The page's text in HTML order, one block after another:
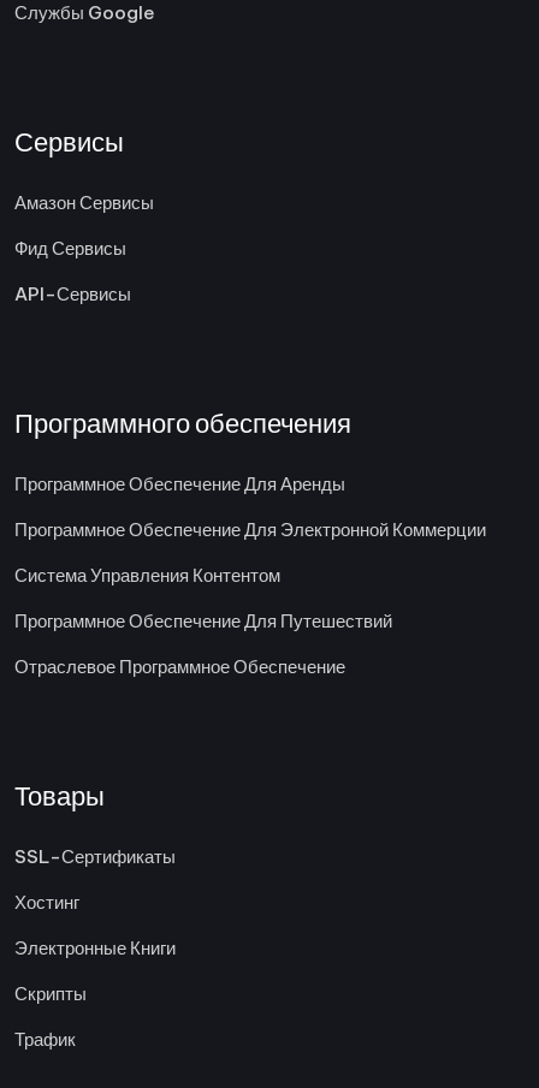
Службы Google
Сервисы
Амазон Сервисы
Фид Сервисы
API-Сервисы
Программного обеспечения
Программное Обеспечение Для Аренды
Программное Обеспечение Для Электронной Коммерции
Система Управления Контентом
Программное Обеспечение Для Путешествий
Отраслевое Программное Обеспечение
Товары
SSL-Сертификаты
Хостинг
Электронные Книги
Скрипты
Трафик